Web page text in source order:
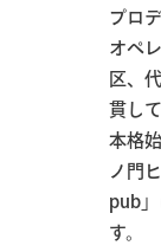
プロ
オペ
区、
貫し
本格
ノ門
pub
す。